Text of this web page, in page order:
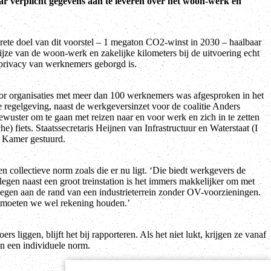
doel van dit voorstel – 1 megaton CO2-winst in 2030 – haalbaar
van de woon-werk en zakelijke kilometers bij de uitvoering echt
van werknemers geborgd is.
met meer dan 100 werknemers was afgesproken in het
naast de werkgeversinzet voor de coalitie Anders
om te gaan met reizen naar en voor werk en zich in te zetten
fiets. Staatssecretaris Heijnen van Infrastructuur en Waterstaat (I
gestuurd.
collectieve norm zoals die er nu ligt. ‘Die biedt werkgevers de
naast een groot treinstation is het immers makkelijker om met
aan de rand van een industrieterrein zonder OV-voorzieningen.
we wel rekening houden.’
liggen, blijft het bij rapporteren. Als het niet lukt, krijgen ze vanaf
een individuele norm.